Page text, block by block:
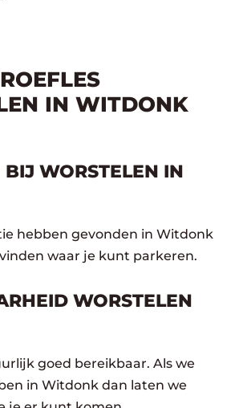
IN WITDONK
BIJ WORSTELEN IN
hebben gevonden in Witdonk
waar je kunt parkeren.
WORSTELEN
goed bereikbaar. Als we
in Witdonk dan laten we